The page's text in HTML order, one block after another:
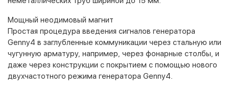
Мощный неодимовый магнит
Простая процедура введения сигналов генератора
Genny4 в заглубленные коммуникации через стальную или
чугунную арматуру, например, через фонарные столбы, и
даже через конструкции с покрытием с помощью нового
двухчастотного режима генератора Genny4.